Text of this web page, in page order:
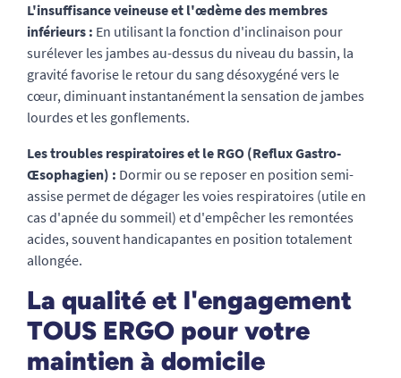
L'insuffisance veineuse et l'œdème des membres
inférieurs : En utilisant la fonction d'inclinaison pour
surélever les jambes au-dessus du niveau du bassin, la
gravité favorise le retour du sang désoxygéné vers le
cœur, diminuant instantanément la sensation de jambes
lourdes et les gonflements.
Les troubles respiratoires et le RGO (Reflux Gastro-
Œsophagien) : Dormir ou se reposer en position semi-
assise permet de dégager les voies respiratoires (utile en
cas d'apnée du sommeil) et d'empêcher les remontées
acides, souvent handicapantes en position totalement
allongée.
La qualité et l'engagement
TOUS ERGO pour votre
maintien à domicile